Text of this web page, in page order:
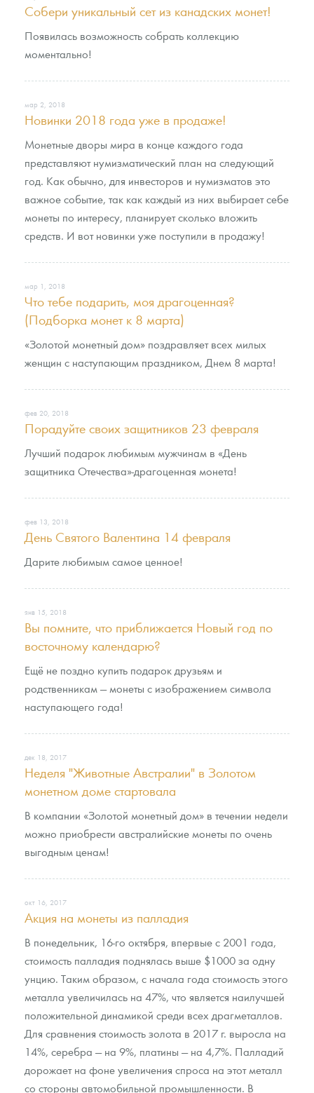
Русская нумизматика
Золотая карманная галерея
Книги по нумизматике
Собери уникальный сет из канадских монет!
Появилась возможность собрать коллекцию
моментально!
мар 2, 2018
Новинки 2018 года уже в продаже!
Монетные дворы мира в конце каждого года
представляют нумизматический план на следующий
год. Как обычно, для инвесторов и нумизматов это
важное событие, так как каждый из них выбирает себе
монеты по интересу, планирует сколько вложить
средств. И вот новинки уже поступили в продажу!
мар 1, 2018
Что тебе подарить, моя драгоценная?
(Подборка монет к 8 марта)
«Золотой монетный дом» поздравляет всех милых
женщин с наступающим праздником, Днем 8 марта!
фев 20, 2018
Порадуйте своих защитников 23 февраля
Лучший подарок любимым мужчинам в «День
защитника Отечества»-драгоценная монета!
фев 13, 2018
День Святого Валентина 14 февраля
Дарите любимым самое ценное!
янв 15, 2018
Вы помните, что приближается Новый год по
восточному календарю?
Ещё не поздно купить подарок друзьям и
родственникам — монеты с изображением символа
наступающего года!
дек 18, 2017
Неделя "Животные Австралии" в Золотом
монетном доме стартовала
В компании «Золотой монетный дом» в течении недели
можно приобрести австралийские монеты по очень
выгодным ценам!
окт 16, 2017
Акция на монеты из палладия
В понедельник, 16-го октября, впервые с 2001 года,
стоимость палладия поднялась выше $1000 за одну
унцию. Таким образом, с начала года стоимость этого
металла увеличилась на 47%, что является наилучшей
положительной динамикой среди всех драгметаллов.
Для сравнения стоимость золота в 2017 г. выросла на
14%, серебра — на 9%, платины — на 4,7%. Палладий
дорожает на фоне увеличения спроса на этот металл
со стороны автомобильной промышленности. В